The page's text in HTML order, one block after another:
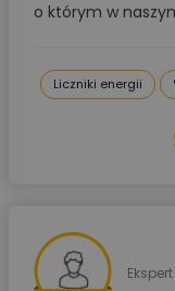
o którym w
Liczniki energii